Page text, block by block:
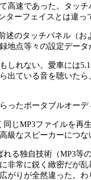
高速であった。タッ
ターフェイスとは違
のタッチパネル（お
地点等々の設定デー
れない。愛車には
出ている音を聴いた
ったポータブルオーデ
じMP3ファイルを再
級なスピーカーにつ
る独自技術（MP3
非常に鋭く緻密だが
がりが全然違った。